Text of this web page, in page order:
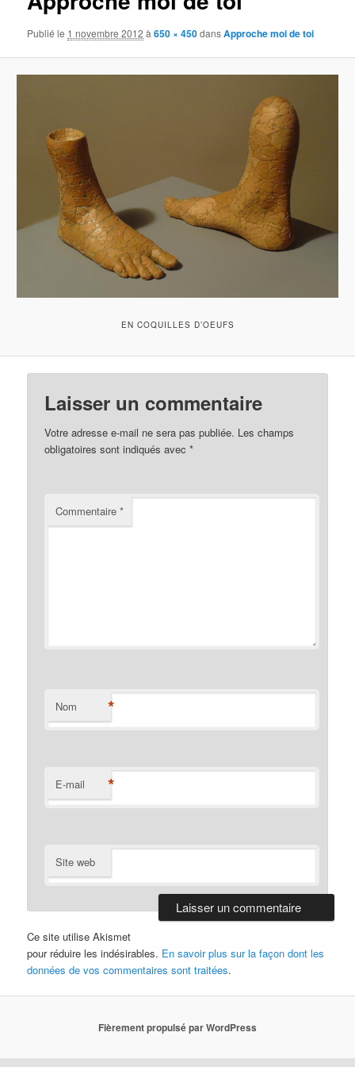
Publié le 1 novembre 2012 à650 × 450dansApproche moi de toi
EN COQUILLES D’OEUFS
Laisser un commentaire
Votre adresse e-mail ne sera pas publiée. Les champs
obligatoires sont indiqués avec*
Commentaire*
Nom *
E-mail *
Site web
Ce site utilise Akismet
pour réduire les indésirables. En savoir plus sur la façon dont les
données de vos commentaires sont traitées.
Fièrement propulsé par WordPress